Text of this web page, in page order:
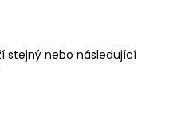
stejný nebo následující